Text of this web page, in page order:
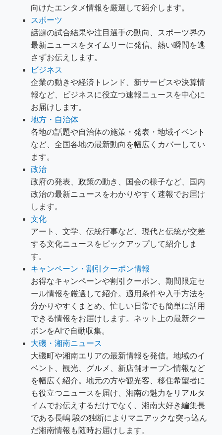
向けたエンタメ情報を厳選して紹介します。
スポーツ
話題の試合結果や注目選手の動向、スポーツ界の
最新ニュースをタイムリーに発信。熱い瞬間を逃
さずお伝えします。
ビジネス
企業の動きや経済トレンド、新サービスや決算情
報など、ビジネスに役立つ速報ニュースを中心に
お届けします。
地方・自治体
各地の話題や自治体の施策・発表・地域イベント
など、全国各地の最新動向を幅広くカバーしてい
ます。
政治
政府の発表、政策の動き、国会の様子など、国内
政治の最新ニュースをわかりやすく速報でお届け
します。
文化
アート、文学、伝統行事など、現代と伝統が交差
する文化ニュースをピックアップして紹介しま
す。
キャンペーン・割引クーポン情報
お得なキャンペーンや割引クーポン、期間限定セ
ール情報を厳選して紹介。適用条件や入手方法を
分かりやすくまとめ、忙しい日常でも簡単に活用
できる情報をお届けします。ネット上の最新クー
ポンをAIで自動収集。
大磯・湘南ニュース
大磯町や湘南エリアの最新情報を発信。地域のイ
ベント、観光、グルメ、新店舗オープン情報など
を幅広く紹介。地元の方や観光客、移住希望者に
も役立つニュースを届け、湘南の魅力をリアルタ
イムでお伝えするだけでなく、湘南大好き編集長
である長嶋 駿の独断によりマニアックな突っ込ん
だ湘南情報も随時お届けします。